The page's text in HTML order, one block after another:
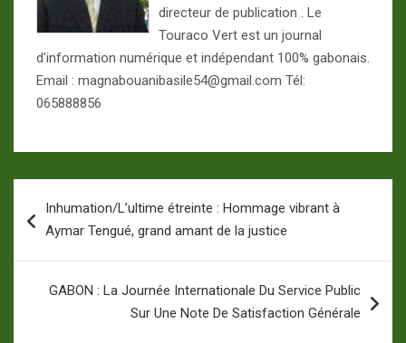
directeur de publication . Le
Touraco Vert est un journal
d'information numérique et indépendant 100% gabonais.
Email : magnabouanibasile54@gmail.com Tél:
065888856
de
Inhumation/L’ultime étreinte : Hommage vibrant à
Aymar Tengué, grand amant de la justice
GABON : La Journée Internationale Du Service Public
Sur Une Note De Satisfaction Générale